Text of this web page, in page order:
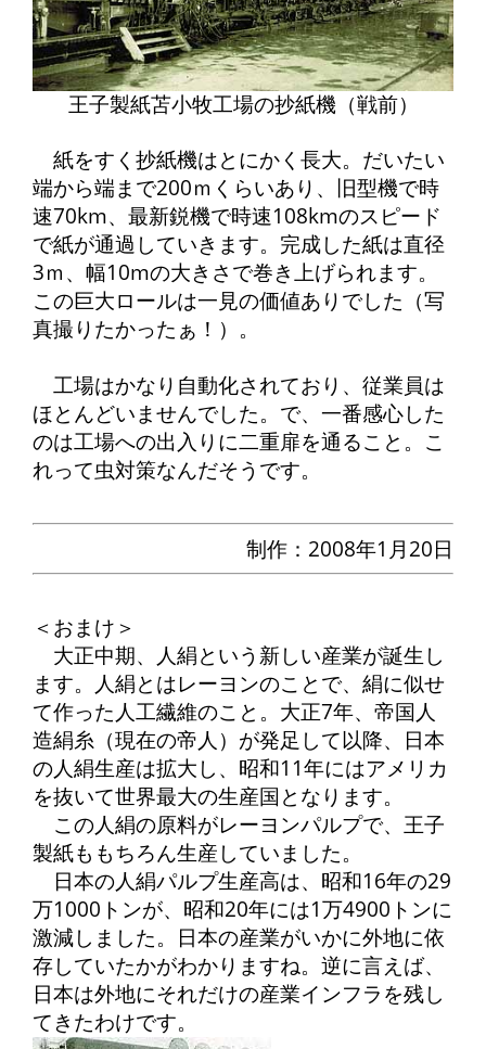
王子製紙苫小牧工場の抄紙機（戦前）
紙をすく抄紙機はとにかく長大。だいたい
端から端まで200ｍくらいあり、旧型機で時
速70km、最新鋭機で時速108kmのスピード
で紙が通過していきます。完成した紙は直径
3ｍ、幅10mの大きさで巻き上げられます。
この巨大ロールは一見の価値ありでした（写
真撮りたかったぁ！）。
工場はかなり自動化されており、従業員は
ほとんどいませんでした。で、一番感心した
のは工場への出入りに二重扉を通ること。こ
れって虫対策なんだそうです。
制作：2008年1月20日
＜おまけ＞
大正中期、人絹という新しい産業が誕生し
ます。人絹とはレーヨンのことで、絹に似せ
て作った人工繊維のこと。大正7年、帝国人
造絹糸（現在の帝人）が発足して以降、日本
の人絹生産は拡大し、昭和11年にはアメリカ
を抜いて世界最大の生産国となります。
この人絹の原料がレーヨンパルプで、王子
製紙ももちろん生産していました。
日本の人絹パルプ生産高は、昭和16年の29
万1000トンが、昭和20年には1万4900トンに
激減しました。日本の産業がいかに外地に依
存していたかがわかりますね。逆に言えば、
日本は外地にそれだけの産業インフラを残し
てきたわけです。